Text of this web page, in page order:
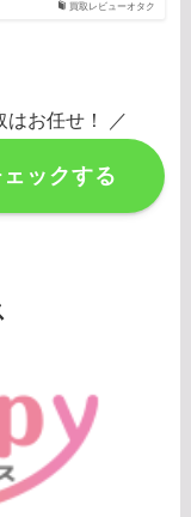
買取レビューオタク
はお任せ！ ／
ックする